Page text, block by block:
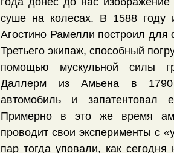
суше на колесах. В 1588 году
Агостино Рамелли построил для
Третьего экипаж, способный
помощью мускульной силы
Даллерм из Амьена в 1790
автомобиль и запатентовал
Примерно в это же время
проводит свои эксперименты с
пар тогда уповали, как